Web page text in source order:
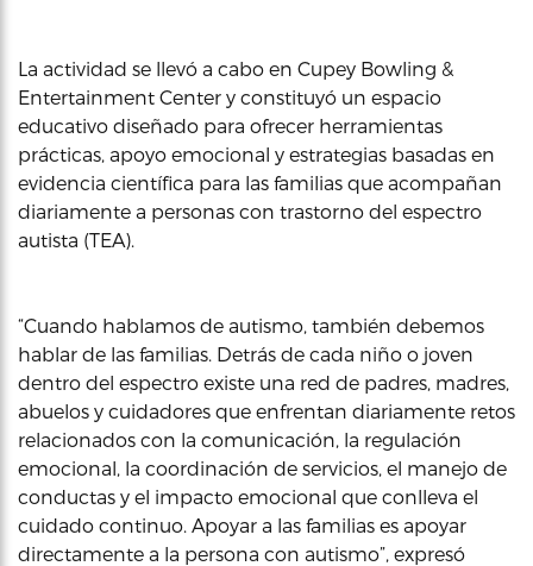
La actividad se llevó a cabo en Cupey Bowling &
Entertainment Center y constituyó un espacio
educativo diseñado para ofrecer herramientas
prácticas, apoyo emocional y estrategias basadas en
evidencia científica para las familias que acompañan
diariamente a personas con trastorno del espectro
autista (TEA).
“Cuando hablamos de autismo, también debemos
hablar de las familias. Detrás de cada niño o joven
dentro del espectro existe una red de padres, madres,
abuelos y cuidadores que enfrentan diariamente retos
relacionados con la comunicación, la regulación
emocional, la coordinación de servicios, el manejo de
conductas y el impacto emocional que conlleva el
cuidado continuo. Apoyar a las familias es apoyar
directamente a la persona con autismo”, expresó